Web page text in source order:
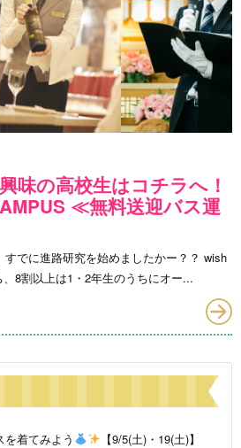
味の高校生はコチラへ！
≪無料送迎バス運
でに進路研究を始めましたかー？？ wish
8割以上は1・2年生のうちにオー...
着てみよう
【9/5(土)・19(土)】